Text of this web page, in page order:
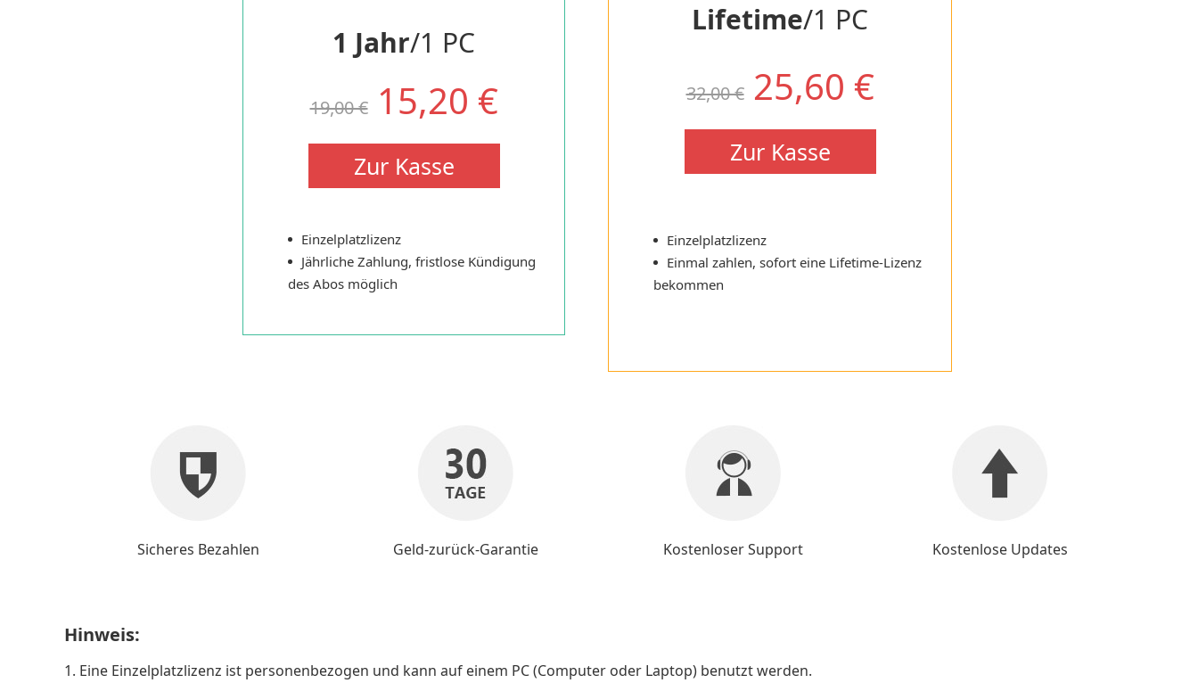
1 Jahr/1 PC
19,00 €15,20 €
Zur Kasse
Einzelplatzlizenz
Jährliche Zahlung, fristlose Kündigung
des Abos möglich
Lifetime/1 PC
32,00 €25,60 €
Zur Kasse
Einzelplatzlizenz
Einmal zahlen, sofort eine Lifetime-Lizenz
bekommen
Sicheres Bezahlen Geld-zurück-Garantie Kostenloser Support Kostenlose Updates
Hinweis:
1. Eine Einzelplatzlizenz ist personenbezogen und kann auf einem PC (Computer oder Laptop) benutzt werden.